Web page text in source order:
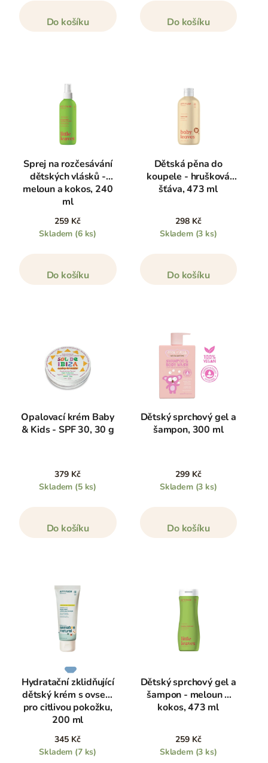
Do košíku Do košíku
Sprej na rozčesávání
dětských vlásků -
meloun a kokos, 240
ml
259 Kč
Skladem (6 ks)
Do košíku
Dětská pěna do
koupele - hrušková
šťáva, 473 ml
298 Kč
Skladem (3 ks)
Do košíku
Opalovací krém Baby
& Kids - SPF 30, 30 g
379 Kč
Skladem (5 ks)
Do košíku
Dětský sprchový gel a
šampon, 300 ml
299 Kč
Skladem (3 ks)
Do košíku
Hydratační zklidňující
dětský krém s ovsem
pro citlivou pokožku,
200 ml
345 Kč
Skladem (7 ks)
Dětský sprchový gel a
šampon - meloun a
kokos, 473 ml
259 Kč
Skladem (3 ks)